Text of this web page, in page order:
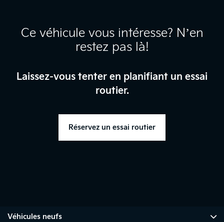
Ce véhicule vous intéresse? N’en
restez pas là!
Laissez-vous tenter en planifiant un essai
routier.
Réservez un essai routier
Véhicules neufs